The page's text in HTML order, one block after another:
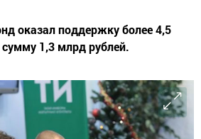
оказал поддержку более 4,5
1,3 млрд рублей.